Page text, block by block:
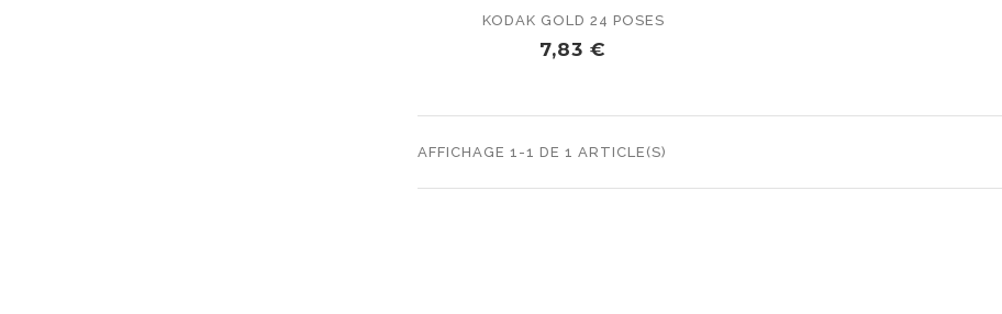
KODAK GOLD 24 POSES
PRIX
7,83 €
AFFICHAGE 1-1 DE 1 ARTICLE(S)